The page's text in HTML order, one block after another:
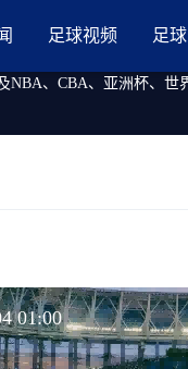
足球视频 足
、CBA、亚洲杯、
01:00